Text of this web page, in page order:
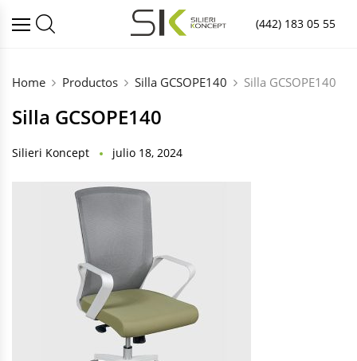
(442) 183 05 55
Home Productos Silla GCSOPE140 Silla GCSOPE140
Silla GCSOPE140
Silieri Koncept julio 18, 2024